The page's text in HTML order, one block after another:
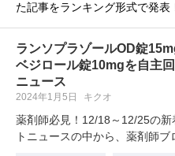
た記事をランキング形式で発表
ランソプラゾールOD錠
ベジロール錠10mgを自主
ニュース
2024年1月5日 キクオ
薬剤師必見！12/18～12/25の新
トニュースの中から、薬剤師ブ